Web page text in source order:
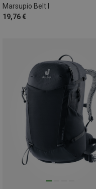
Marsupio Belt I
19,76 €